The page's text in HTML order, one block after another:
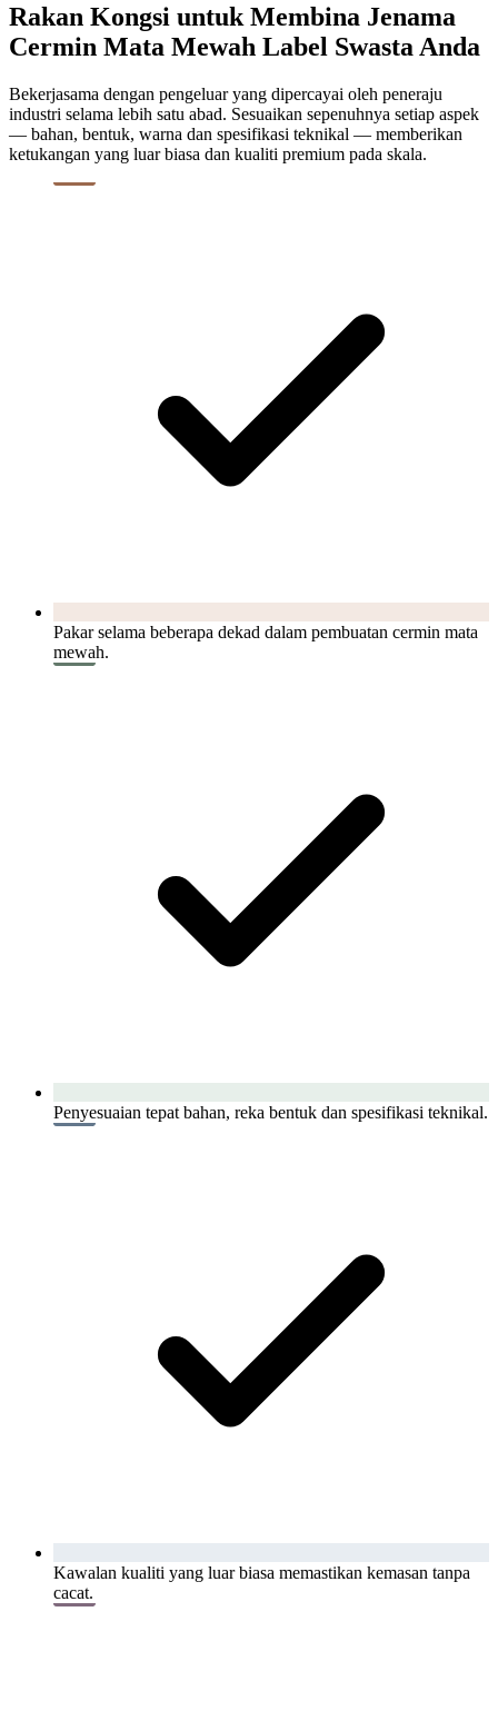
Rakan Kongsi untuk Membina Jenama
Cermin Mata Mewah Label Swasta Anda
Bekerjasama dengan pengeluar yang dipercayai oleh peneraju
industri selama lebih satu abad. Sesuaikan sepenuhnya setiap aspek
— bahan, bentuk, warna dan spesifikasi teknikal — memberikan
ketukangan yang luar biasa dan kualiti premium pada skala.
Pakar selama beberapa dekad dalam pembuatan cermin mata
mewah.
Penyesuaian tepat bahan, reka bentuk dan spesifikasi teknikal.
Kawalan kualiti yang luar biasa memastikan kemasan tanpa
cacat.